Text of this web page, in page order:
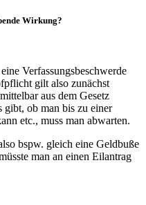
Wirkung?
Verfassungsbeschwerde
gilt also zunächst
aus dem Gesetz
gibt, ob man bis zu einer
etc., muss man abwarten.
bspw. gleich eine Geldbuße
man an einen Eilantrag